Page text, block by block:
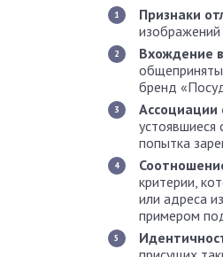
Признаки
изображений
Вхождение
бренд
Ассоциации
устоявшиеся
попытка
критерии,
или адреса
примером